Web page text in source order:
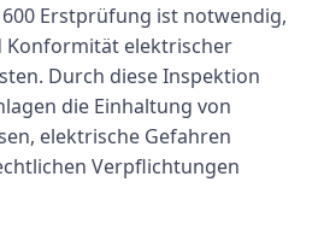
600 Erstprüfung ist notwendig,
Konformität elektrischer
Durch diese Inspektion
die Einhaltung von
elektrische Gefahren
Verpflichtungen